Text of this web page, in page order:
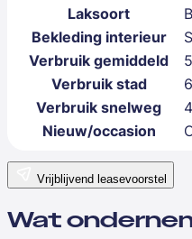
Laksoort
Bekleding interieur
Verbruik gemiddeld
Verbruik stad
Verbruik snelweg
Nieuw/occasion
Vrijblijvend leasevoorstel
Wat